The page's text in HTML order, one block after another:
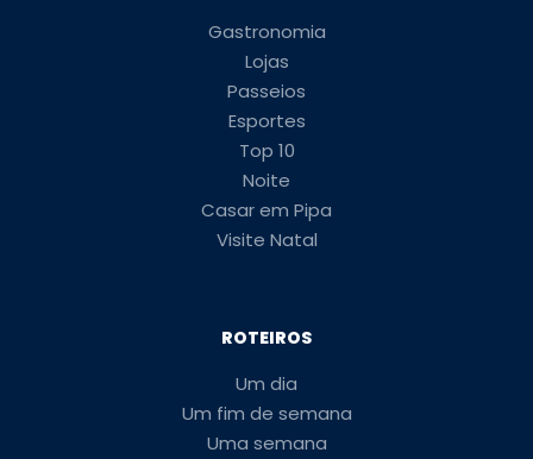
Gastronomia
Lojas
Passeios
Esportes
Top 10
Noite
Casar em Pipa
Visite Natal
ROTEIROS
Um dia
Um fim de semana
Uma semana